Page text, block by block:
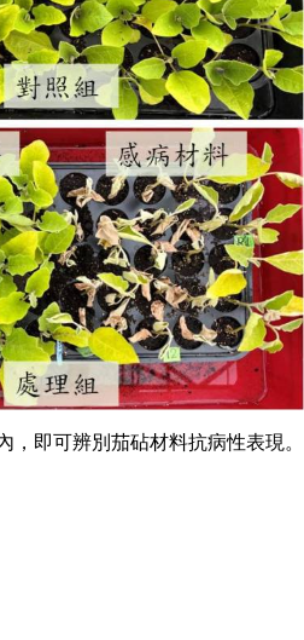
，即可辨別茄砧材料抗病性表現。